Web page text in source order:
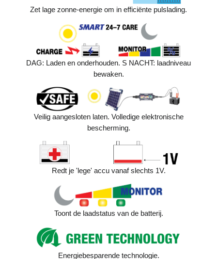
Zet lage zonne-energie om in efficiënte pulslading.
DAG: Laden en onderhouden. S NACHT: laadniveau
bewaken.
Veilig aangesloten laten. Volledige elektronische
bescherming.
Redt je 'lege' accu vanaf slechts 1V.
Toont de laadstatus van de batterij.
Energiebesparende technologie.